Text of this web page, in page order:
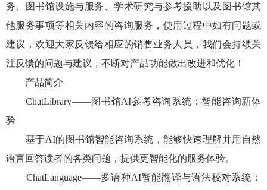
务、图书馆设施与服务、学术研究与参考援助 以及图书馆其
他服务事项等相关内容的咨询服务，使用过程中如有问题或
建议，欢迎大家反馈给相应的销售业务人员，我们会持续关
注反馈的问题与建议，不断对产品功能做出改进和优化！
产品简介
ChatLibrary——图书馆AI参考咨询系统：智能咨询新体
验
基于AI的图书馆智能咨询系统，能够快速理解并用自然
语言回答读者的各类问题，提供更智能化的服务体验。
ChatLanguage——多语种AI智能翻译与语法校对系统：